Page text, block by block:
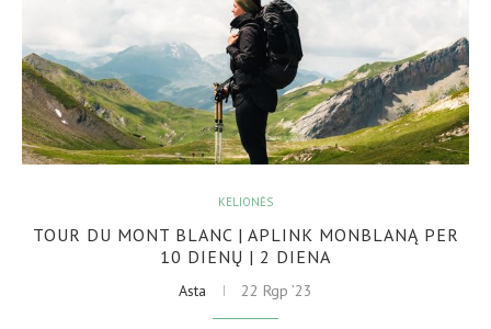
KELIONĖS
TOUR DU MONT BLANC | APLINK MONBLANĄ PER
10 DIENŲ | 2 DIENA
Asta 22 Rgp ’23